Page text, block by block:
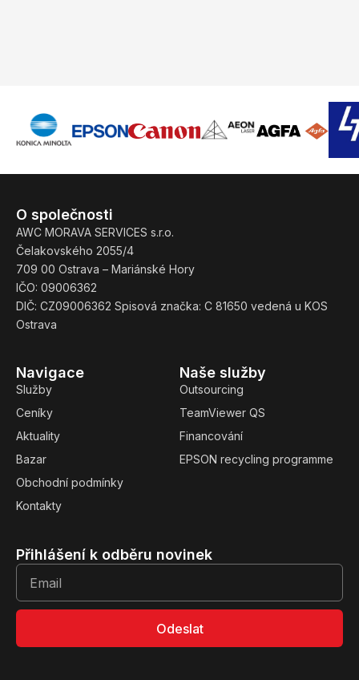
Naše služby
Outsourcing
TeamViewer QS
Financování
EPSON recycling programme
Navigace
Služby
Ceníky
Aktuality
Bazar
Obchodní podmínky
Kontakty
O společnosti
AWC MORAVA SERVICES s.r.o.
Čelakovského 2055/4
709 00 Ostrava – Mariánské Hory
IČO: 09006362
DIČ: CZ09006362 Spisová značka: C 81650 vedená u KOS
Ostrava
Přihlášení k odběru novinek
Odeslat